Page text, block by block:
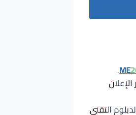
.
التقني